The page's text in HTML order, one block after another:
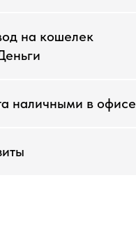
на кошелек
наличными в офисе